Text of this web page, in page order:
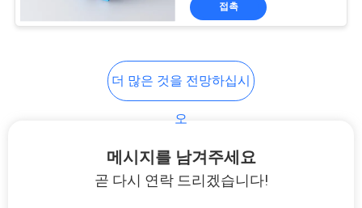
접촉
더 많은 것을 전망하십시
오
메시지를 남겨주세요
곧 다시 연락 드리겠습니다!